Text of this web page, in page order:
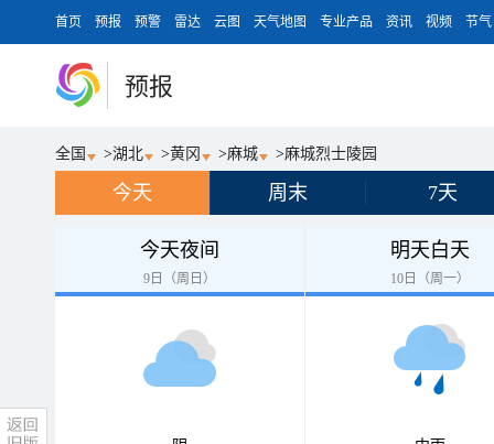
首页 预报 预警 雷达 云图 天气地图 专业产品 资讯 视频 节气
预报
全国 >湖北 >黄冈 >麻城 >麻城烈士陵园
今天 周末 7天
今天夜间
9日（周日）
明天白天
10日（周一）